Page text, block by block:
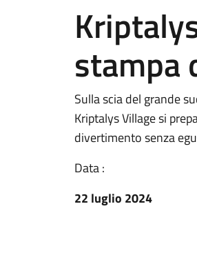
stampa
Sulla scia del grande
Kriptalys Village si
divertimento senza
Data :
22 luglio 2024